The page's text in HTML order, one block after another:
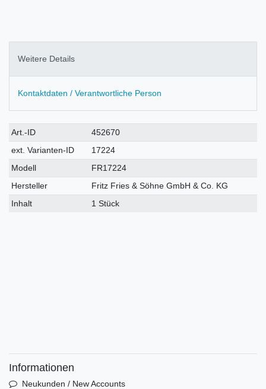
Weitere Details
Kontaktdaten / Verantwortliche Person
Technisches
Merkmal
Wert
Art.-ID
452670
ext. Varianten-ID
17224
Modell
FR17224
Hersteller
Fritz Fries & Söhne GmbH & Co. KG
Inhalt
1 Stück
Informationen
Neukunden / New Accounts